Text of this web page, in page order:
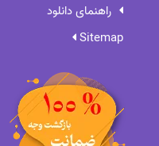
راهنمای دانلود
Sitemap